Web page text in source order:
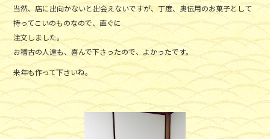
当然、店に出向かないと出会えないですが、丁度、奥伝用のお菓子として
持ってこいのものなので、直ぐに
注文しました。
お稽古の人達も、喜んで下さったので、よかったです。
来年も作って下さいね。